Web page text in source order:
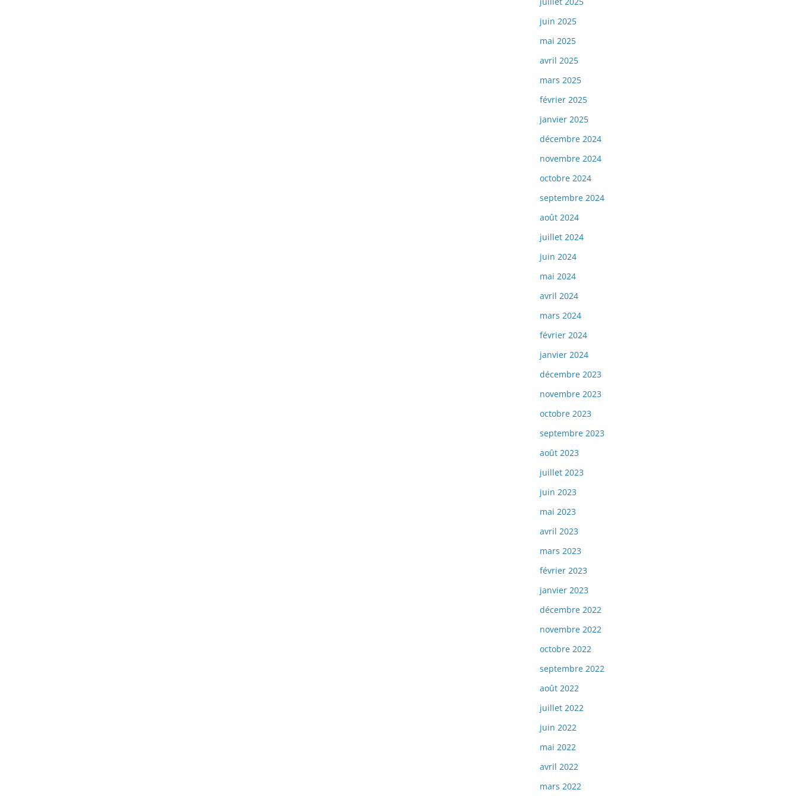
juin 2025
mai 2025
avril 2025
mars 2025
février 2025
janvier 2025
décembre 2024
novembre 2024
octobre 2024
septembre 2024
août 2024
juillet 2024
juin 2024
mai 2024
avril 2024
mars 2024
février 2024
janvier 2024
décembre 2023
novembre 2023
octobre 2023
septembre 2023
août 2023
juillet 2023
juin 2023
mai 2023
avril 2023
mars 2023
février 2023
janvier 2023
décembre 2022
novembre 2022
octobre 2022
septembre 2022
août 2022
juillet 2022
juin 2022
mai 2022
avril 2022
mars 2022